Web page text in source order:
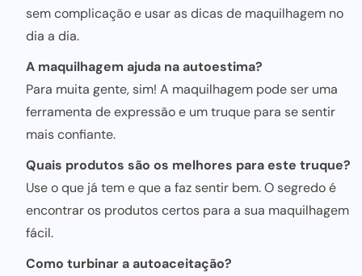
sem complicação e usar as dicas de maquilhagem no
dia a dia.
A maquilhagem ajuda na autoestima?
Para muita gente, sim! A maquilhagem pode ser uma
ferramenta de expressão e um truque para se sentir
mais confiante.
Quais produtos são os melhores para este truque?
Use o que já tem e que a faz sentir bem. O segredo é
encontrar os produtos certos para a sua maquilhagem
fácil.
Como turbinar a autoaceitação?